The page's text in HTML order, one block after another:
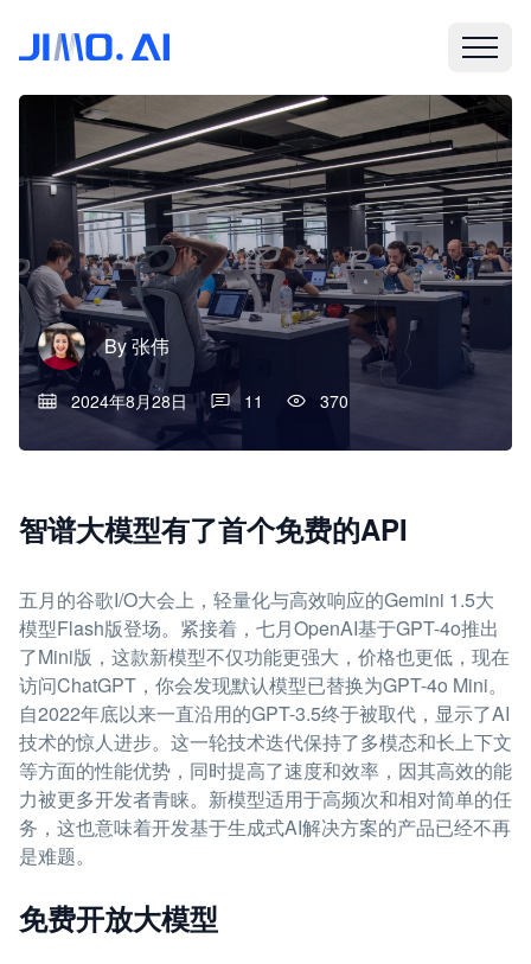
By张伟
2024年8月28日 11 370
智谱大模型有了首个免费的API
五月的谷歌I/O大会上，轻量化与高效响应的Gemini 1.5大
模型Flash版登场。紧接着，七月OpenAI基于GPT-4o推出
了Mini版，这款新模型不仅功能更强大，价格也更低，现在
访问ChatGPT，你会发现默认模型已替换为GPT-4o Mini。
自2022年底以来一直沿用的GPT-3.5终于被取代，显示了AI
技术的惊人进步。这一轮技术迭代保持了多模态和长上下文
等方面的性能优势，同时提高了速度和效率，因其高效的能
力被更多开发者青睐。新模型适用于高频次和相对简单的任
务，这也意味着开发基于生成式AI解决方案的产品已经不再
是难题。
免费开放大模型